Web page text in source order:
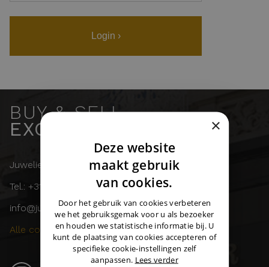
Login ›
BUY & SELL
EXCLUSIVE WATCHES
Juwelier Burger
Tel.: +31 (0)43 358 11 55
info@juwelierburger.com
Alle contactgegevens ›
GERMAN
×
Deze website
maakt gebruik
van cookies.
Door het gebruik van cookies verbeteren
we het gebruiksgemak voor u als bezoeker
en houden we statistische informatie bij. U
kunt de plaatsing van cookies accepteren of
specifieke cookie-instellingen zelf
aanpassen. Lees verder